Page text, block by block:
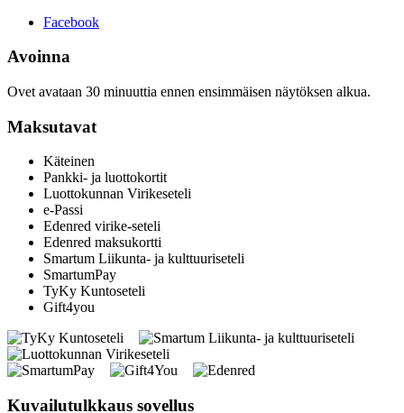
Facebook
Avoinna
Ovet avataan 30 minuuttia ennen ensimmäisen näytöksen alkua.
Maksutavat
Käteinen
Pankki- ja luottokortit
Luottokunnan Virikeseteli
e-Passi
Edenred virike-seteli
Edenred maksukortti
Smartum Liikunta- ja kulttuuriseteli
SmartumPay
TyKy Kuntoseteli
Gift4you
Kuvailutulkkaus sovellus